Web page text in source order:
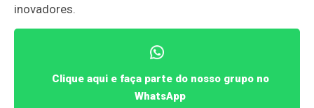
inovadores.
Clique aqui e faça parte do nosso grupo no
WhatsApp